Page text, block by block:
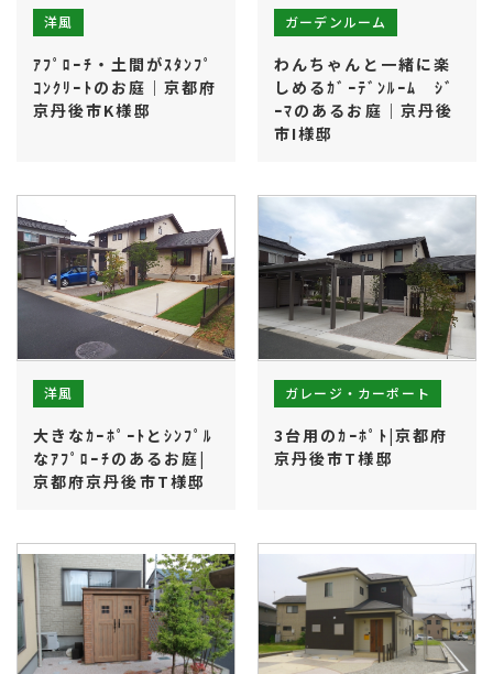
洋風
ｱﾌﾟﾛｰﾁ・土間がｽﾀﾝﾌﾟ
ｺﾝｸﾘｰﾄのお庭｜京都府
京丹後市K様邸
ガーデンルーム
わんちゃんと一緒に楽
しめるｶﾞｰﾃﾞﾝﾙｰﾑ ｼﾞ
ｰﾏのあるお庭｜京丹後
市I様邸
洋風
大きなｶｰﾎﾟｰﾄとｼﾝﾌﾟﾙ
なｱﾌﾟﾛｰﾁのあるお庭|
京都府京丹後市T様邸
ガレージ・カーポート
3台用のｶｰﾎﾟﾄ|京都府
京丹後市T様邸